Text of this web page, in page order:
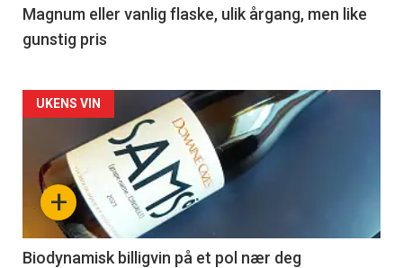
3
Magnum eller vanlig flaske, ulik årgang, men like
gunstig pris
Forsiden
akkurat
nå
4
+
UKENS VIN
Biodynamisk billigvin på et pol nær deg